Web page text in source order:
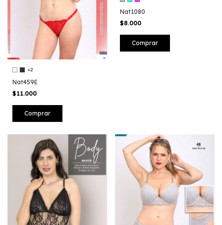
+2
Nat459E
$11.000
Comprar
Nat1080
$8.000
Comprar